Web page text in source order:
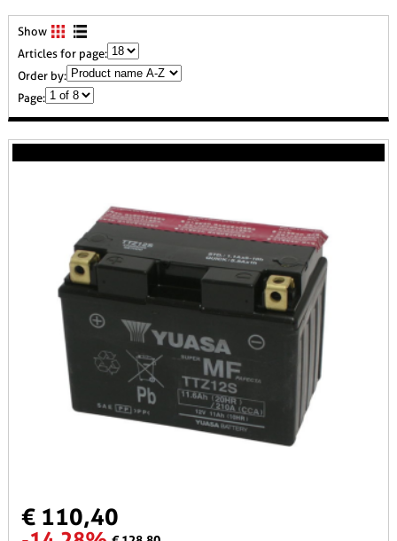
Show
Articles for page:
Order by:
Page:
€ 110,40